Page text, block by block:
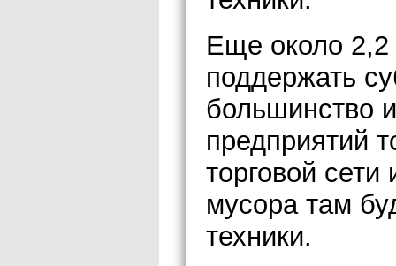
Еще около
поддержать
большинство
предприятий
торговой
мусора там
техники.